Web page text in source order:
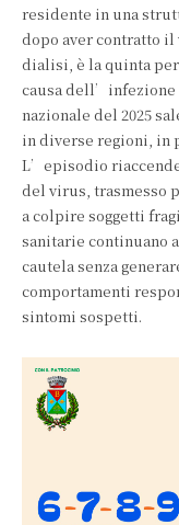
residente in una
dopo aver contratto
dialisi, è la quinta
causa
nazionale del 2025
in diverse regioni, in
L’episodio
del virus, trasmesso
a colpire soggetti
sanitarie continuano
cautela senza
comportamenti
sintomi sospetti.